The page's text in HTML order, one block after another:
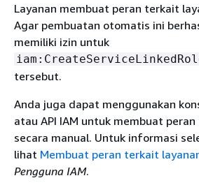
Layanan membuat peran terkait
Agar pembuatan otomatis ini
memiliki izin untuk
tersebut.
Anda juga dapat menggunakan
atau API IAM untuk membuat
secara manual. Untuk informasi
lihat Membuat peran terkait
Pengguna IAM.